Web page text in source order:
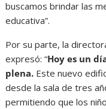
buscamos brindar las
educativa”.
Por su parte, la
expresó: “Hoy es un
plena. Este nuevo
desde la sala de tres
permitiendo que los